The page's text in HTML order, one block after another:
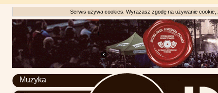
Serwis używa cookies. Wyrażasz zgodę na używanie
Muzyka